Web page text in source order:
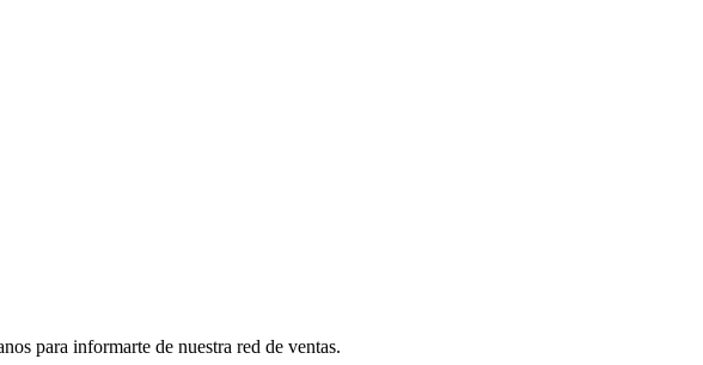
para informarte de nuestra red de ventas.